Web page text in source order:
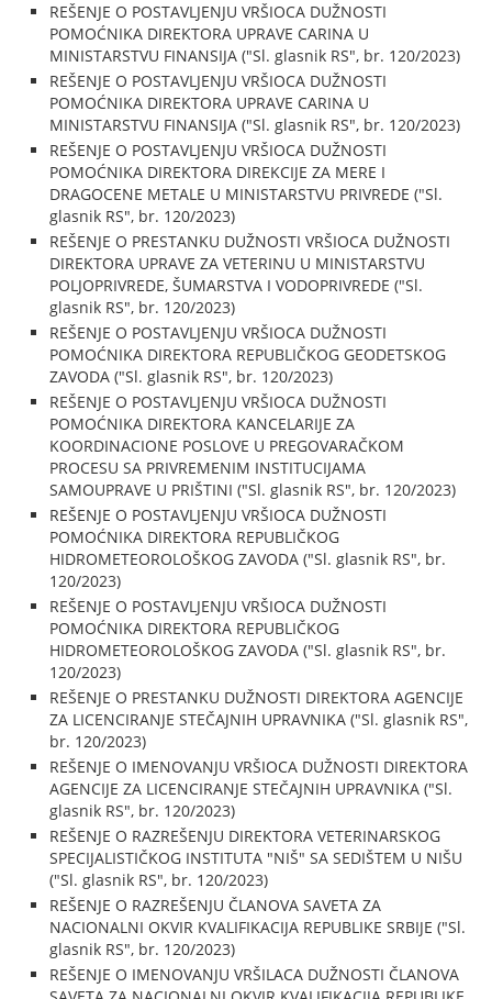
REŠENJE O POSTAVLJENJU VRŠIOCA DUŽNOSTI
POMOĆNIKA DIREKTORA UPRAVE CARINA U
MINISTARSTVU FINANSIJA ("Sl. glasnik RS", br. 120/2023)
REŠENJE O POSTAVLJENJU VRŠIOCA DUŽNOSTI
POMOĆNIKA DIREKTORA UPRAVE CARINA U
MINISTARSTVU FINANSIJA ("Sl. glasnik RS", br. 120/2023)
REŠENJE O POSTAVLJENJU VRŠIOCA DUŽNOSTI
POMOĆNIKA DIREKTORA DIREKCIJE ZA MERE I
DRAGOCENE METALE U MINISTARSTVU PRIVREDE ("Sl.
glasnik RS", br. 120/2023)
REŠENJE O PRESTANKU DUŽNOSTI VRŠIOCA DUŽNOSTI
DIREKTORA UPRAVE ZA VETERINU U MINISTARSTVU
POLJOPRIVREDE, ŠUMARSTVA I VODOPRIVREDE ("Sl.
glasnik RS", br. 120/2023)
REŠENJE O POSTAVLJENJU VRŠIOCA DUŽNOSTI
POMOĆNIKA DIREKTORA REPUBLIČKOG GEODETSKOG
ZAVODA ("Sl. glasnik RS", br. 120/2023)
REŠENJE O POSTAVLJENJU VRŠIOCA DUŽNOSTI
POMOĆNIKA DIREKTORA KANCELARIJE ZA
KOORDINACIONE POSLOVE U PREGOVARAČKOM
PROCESU SA PRIVREMENIM INSTITUCIJAMA
SAMOUPRAVE U PRIŠTINI ("Sl. glasnik RS", br. 120/2023)
REŠENJE O POSTAVLJENJU VRŠIOCA DUŽNOSTI
POMOĆNIKA DIREKTORA REPUBLIČKOG
HIDROMETEOROLOŠKOG ZAVODA ("Sl. glasnik RS", br.
120/2023)
REŠENJE O POSTAVLJENJU VRŠIOCA DUŽNOSTI
POMOĆNIKA DIREKTORA REPUBLIČKOG
HIDROMETEOROLOŠKOG ZAVODA ("Sl. glasnik RS", br.
120/2023)
REŠENJE O PRESTANKU DUŽNOSTI DIREKTORA AGENCIJE
ZA LICENCIRANJE STEČAJNIH UPRAVNIKA ("Sl. glasnik RS",
br. 120/2023)
REŠENJE O IMENOVANJU VRŠIOCA DUŽNOSTI DIREKTORA
AGENCIJE ZA LICENCIRANJE STEČAJNIH UPRAVNIKA ("Sl.
glasnik RS", br. 120/2023)
REŠENJE O RAZREŠENJU DIREKTORA VETERINARSKOG
SPECIJALISTIČKOG INSTITUTA "NIŠ" SA SEDIŠTEM U NIŠU
("Sl. glasnik RS", br. 120/2023)
REŠENJE O RAZREŠENJU ČLANOVA SAVETA ZA
NACIONALNI OKVIR KVALIFIKACIJA REPUBLIKE SRBIJE ("Sl.
glasnik RS", br. 120/2023)
REŠENJE O IMENOVANJU VRŠILACA DUŽNOSTI ČLANOVA